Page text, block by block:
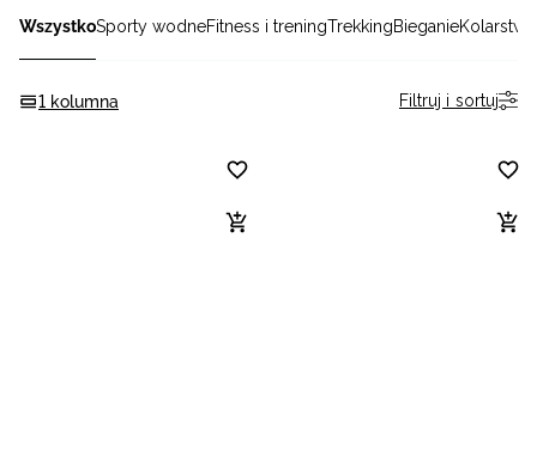
WszystkoSporty wodneFitness i treningTrekkingBieganieKolarstwo
1 kolumna Filtruj i sortuj
Angielski / GBP
Chorwacki / EUR